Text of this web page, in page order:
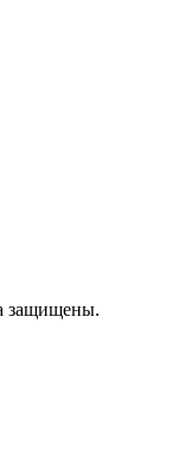
защищены.